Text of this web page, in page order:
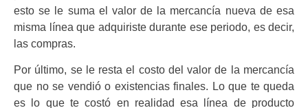
esto se le suma el valor de la mercancía nueva de esa
misma línea que adquiriste durante ese periodo, es decir,
las compras.
Por último, se le resta el costo del valor de la mercancía
que no se vendió o existencias finales. Lo que te queda
es lo que te costó en realidad esa línea de producto